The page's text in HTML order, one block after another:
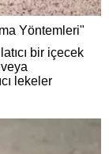
Yöntemleri"
bir içecek
lekeler